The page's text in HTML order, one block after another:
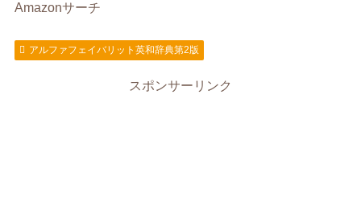
Amazonサーチ
アルファフェイバリット英和辞典第2版
スポンサーリンク